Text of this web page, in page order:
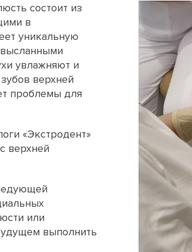
состоит из
в
уникальную
увлажняют и
верхней
проблемы для
«Экстродент»
верхней
или
выполнить